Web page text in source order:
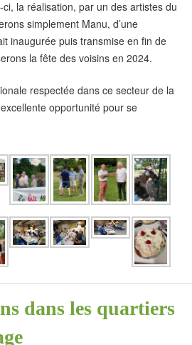
la réalisation, par un des artistes du
simplement Manu, d’une
inaugurée puis transmise en fin de
la fête des voisins en 2024.
respectée dans ce secteur de la
opportunité pour se
dans les quartiers